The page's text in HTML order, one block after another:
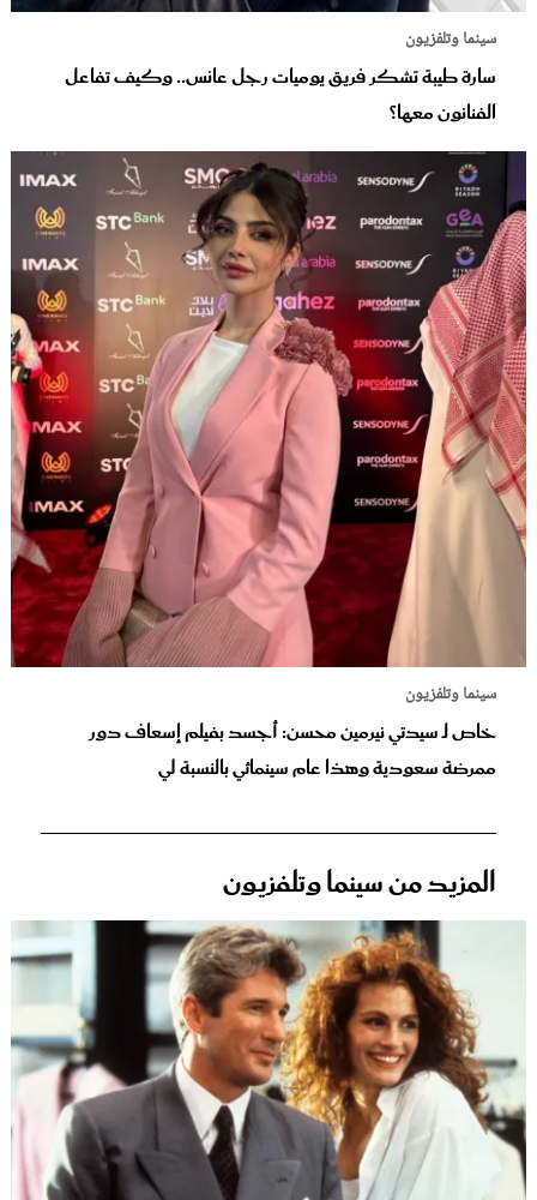
سينما وتلفزيون
سارة طيبة تشكر فريق يوميات رجل عانس.. وكيف تفاعل
الفنانون معها؟
سينما وتلفزيون
خاص لـ سيدتي نيرمين محسن: أجسد بفيلم إسعاف دور
ممرضة سعودية وهذا عام سينمائي بالنسبة لي
المزيد من سينما وتلفزيون